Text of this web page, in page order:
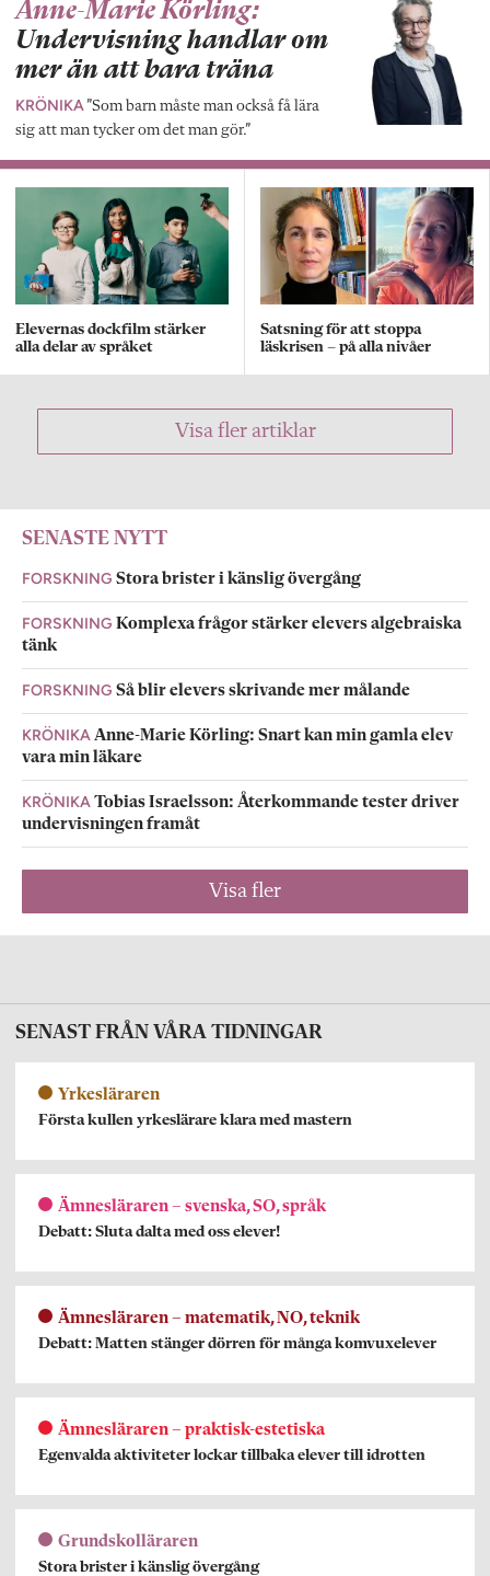
Anne-Marie Körling:
Undervisning handlar om
mer än att bara träna
KRÖNIKA ”Som barn måste man också få lära
sig att man tycker om det man gör.”
Elevernas dockfilm stärker
alla delar av språket
Satsning för att stoppa
läskrisen – på alla nivåer
Visa fler artiklar
SENASTE NYTT
FORSKNING Stora brister i känslig övergång
FORSKNING Komplexa frågor stärker elevers algebraiska
tänk
FORSKNING Så blir elevers skrivande mer målande
KRÖNIKAAnne-Marie Körling: Snart kan min gamla elev
vara min läkare
KRÖNIKATobias Israelsson: Återkommande tester driver
undervisningen framåt
Visa fler
SENAST FRÅN VÅRA TIDNINGAR
Yrkesläraren
Första kullen yrkeslärare klara med mastern
Ämnesläraren – svenska, SO, språk
Debatt: Sluta dalta med oss elever!
Ämnesläraren – matematik, NO, teknik
Debatt: Matten stänger dörren för många komvuxelever
Ämnesläraren – praktisk-estetiska
Egenvalda aktiviteter lockar tillbaka elever till idrotten
Grundskolläraren
Stora brister i känslig övergång